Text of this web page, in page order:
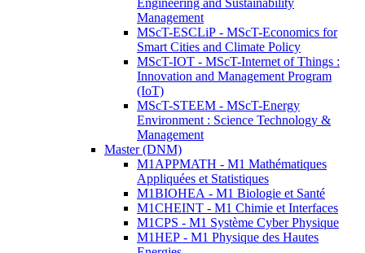
Engineering and Sustainability
Management
MScT-ESCLiP - MScT-Economics for
Smart Cities and Climate Policy
MScT-IOT - MScT-Internet of Things :
Innovation and Management Program
(IoT)
MScT-STEEM - MScT-Energy
Environment : Science Technology &
Management
Master (DNM)
M1APPMATH - M1 Mathématiques
Appliquées et Statistiques
M1BIOHEA - M1 Biologie et Santé
M1CHEINT - M1 Chimie et Interfaces
M1CPS - M1 Système Cyber Physique
M1HEP - M1 Physique des Hautes